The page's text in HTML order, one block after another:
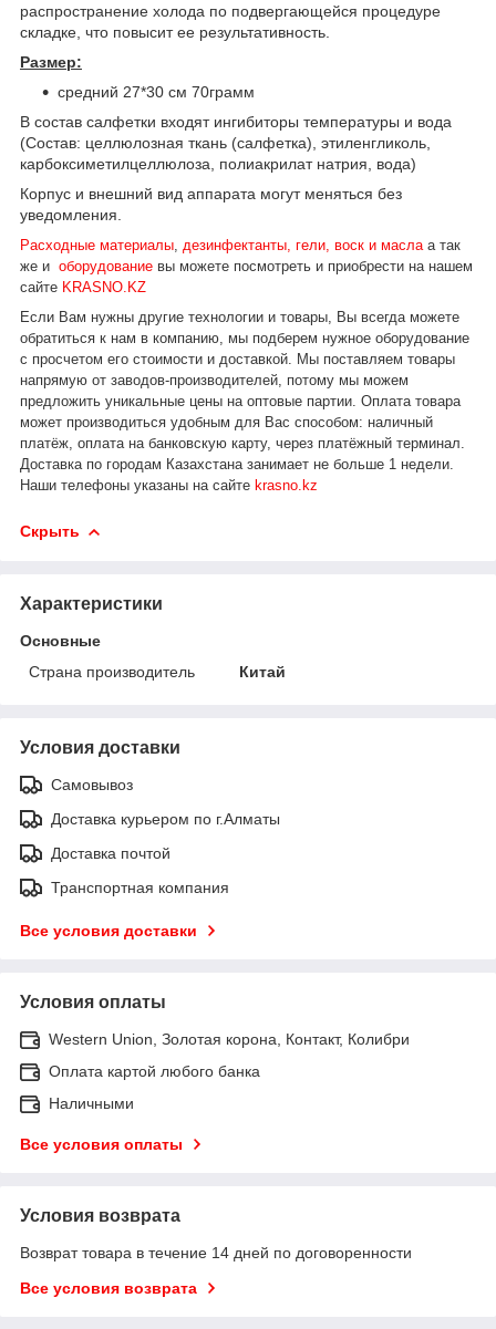
распространение холода по подвергающейся процедуре
складке, что повысит ее результативность.
Размер:
средний 27*30 см 70грамм
В состав салфетки входят ингибиторы температуры и вода
(Cостав: целлюлозная ткань (салфетка), этиленгликоль,
карбоксиметилцеллюлоза, полиакрилат натрия, вода)
Корпус и внешний вид аппарата могут меняться без
уведомления.
Расходные материалы дезинфектанты, гели, воск и масла а так
же и оборудование вы можете посмотреть и приобрести на нашем
сайте KRASNO.KZ
Если Вам нужны другие технологии и товары, Вы всегда можете
обратиться к нам в компанию, мы подберем нужное оборудование
с просчетом его стоимости и доставкой.
Мы поставляем товары
напрямую от заводов-производителей, потому мы можем
предложить уникальные цены на оптовые партии. Оплата товара
может производиться удобным для Вас способом: наличный
платёж, оплата на банковскую карту, через платёжный терминал.
Доставка по городам Казахстана занимает не больше 1 недели.
Наши телефоны указаны на сайте krasno.kz
Скрыть
Характеристики
Основные
Страна производитель
Китай
Условия доставки
Самовывоз
Доставка курьером по г.Алматы
Доставка почтой
Транспортная компания
Все условия доставки
Условия оплаты
Western Union, Золотая корона, Контакт, Колибри
Оплата картой любого банка
Наличными
Все условия оплаты
Условия возврата
Возврат товара в течение 14 дней по договоренности
Все условия возврата